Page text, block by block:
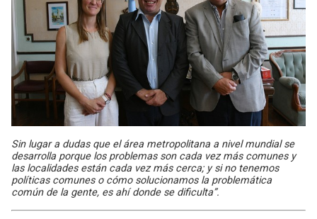
Sin lugar a dudas que el área metropolitana a nivel mundial se
desarrolla porque los problemas son cada vez más comunes y
las localidades están cada vez más cerca; y si no tenemos
políticas comunes o cómo solucionamos la problemática
común de la gente, es ahí donde se dificulta”.